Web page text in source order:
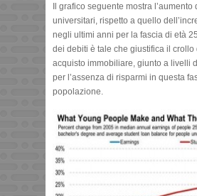
Il grafico seguente mostra l’aumento
universitari, rispetto a quello
negli ultimi anni per la fascia di età
dei debiti è tale che giustifica il crollo
acquisto immobiliare, giunto a livelli
per l’assenza di risparmi in questa
popolazione.